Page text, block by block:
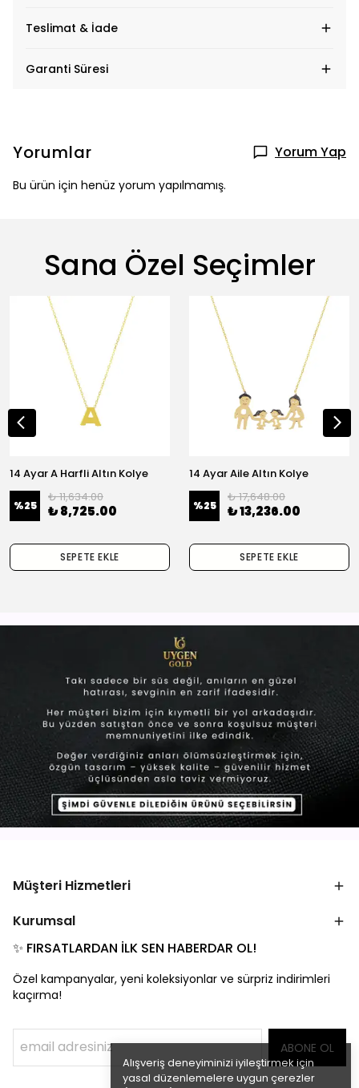
Alışveriş deneyiminizi iyileştirmek için
yasal düzenlemelere uygun çerezler
Teslimat & İade
Garanti Süresi
Yorumlar Yorum Yap
Bu ürün için henüz yorum yapılmamış.
Sana Özel Seçimler
14 Ayar A Harfli Altın Kolye
%25
₺ 11,634.00
₺ 8,725.00
SEPETE EKLE
14 Ayar Aile Altın Kolye
%25
₺ 17,648.00
₺ 13,236.00
SEPETE EKLE
Müşteri Hizmetleri
Kurumsal
✨ FIRSATLARDAN İLK SEN HABERDAR OL!
Özel kampanyalar, yeni koleksiyonlar ve sürpriz indirimleri
kaçırma!
ABONE OL